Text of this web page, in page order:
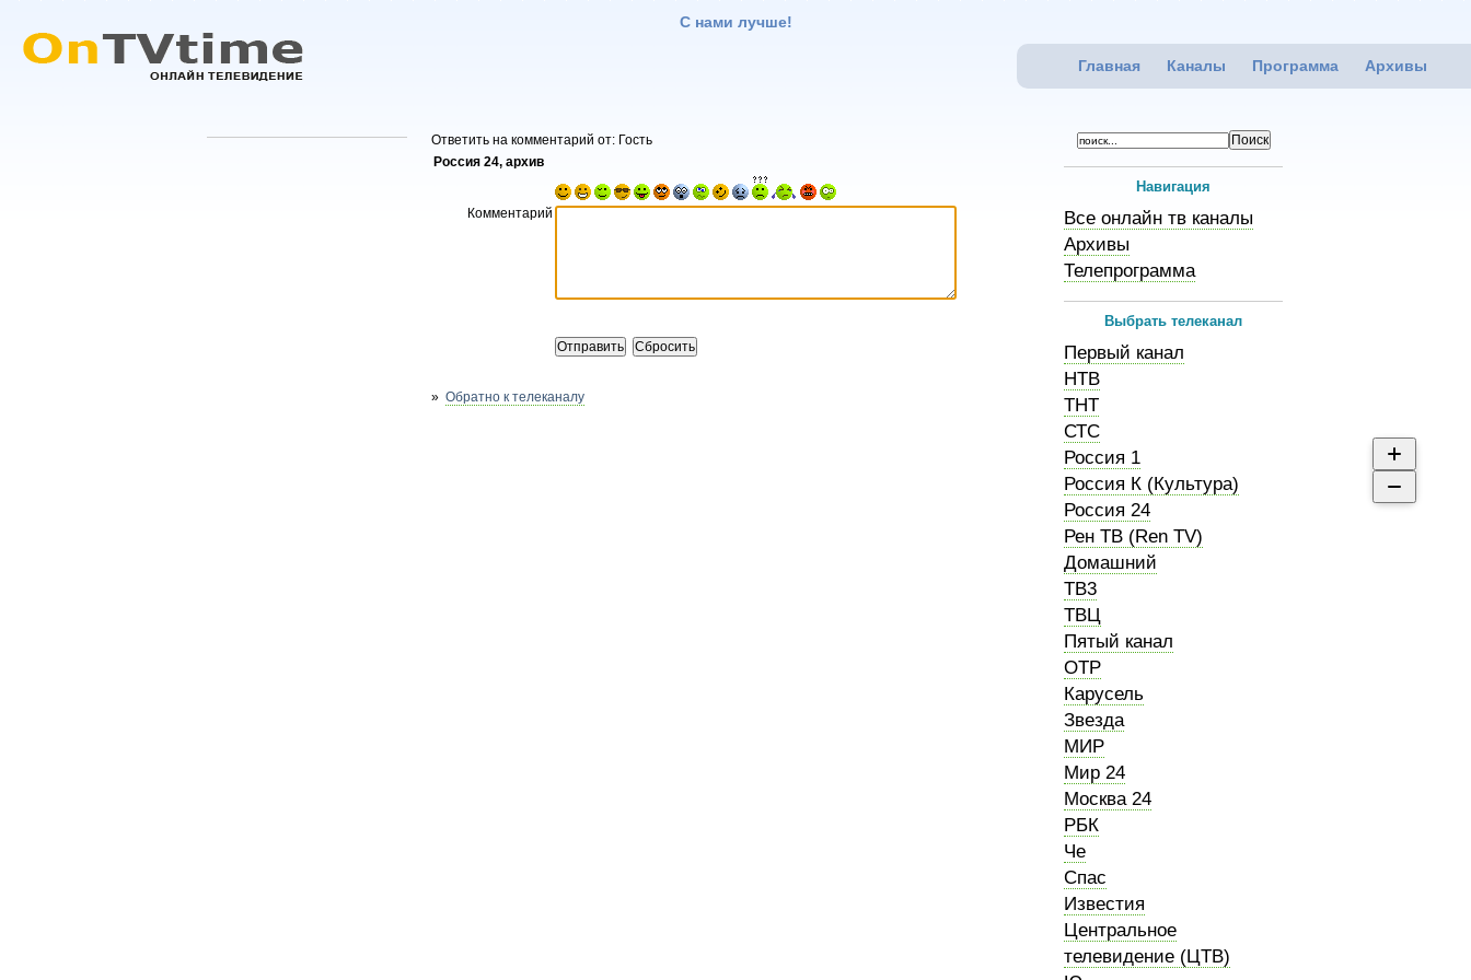
С нами лучше!
Главная Каналы Программа Архивы
Ответить на комментарий от: Гость
Россия 24, архив
Комментарий
» Обратно к телеканалу
Навигация
Все онлайн тв каналы
Архивы
Телепрограмма
Выбрать телеканал
Первый канал
НТВ
ТНТ
СТС
Россия 1
Россия К (Культура)
Россия 24
Рен ТВ (Ren TV)
Домашний
ТВ3
ТВЦ
Пятый канал
ОТР
Карусель
Звезда
МИР
Мир 24
Москва 24
РБК
Че
Спас
Известия
Центральное
телевидение (ЦТВ)